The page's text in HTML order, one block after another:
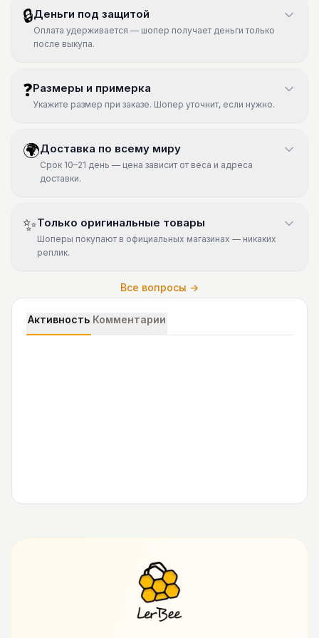
🔒Деньги под защитой
Оплата удерживается — шопер получает деньги только
после выкупа.
❓Размеры и примерка
Укажите размер при заказе. Шопер уточнит, если нужно.
🌍Доставка по всему миру
Срок 10–21 день — цена зависит от веса и адреса
доставки.
✨Только оригинальные товары
Шоперы покупают в официальных магазинах — никаких
реплик.
Все вопросы →
Активность Комментарии